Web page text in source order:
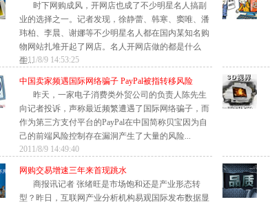
时下网购成风，开网店也成了不少明星名人搞副
业的选择之一。记者发现，徐静蕾、韩寒、窦唯、潘
玮柏、李晨、谢娜等不少明星名人都在国内某知名购
物网站扎堆开起了网店。名人开网店做的都是什么
生...
2011/8/9 14:53:25
中国卖家频遇国际网络骗子 PayPal被指转移风险
昨天，一家电子消费类外贸公司的负责人陈先生
向记者投诉，声称最近频繁遭遇了国际网络骗子，而
作为第三方支付平台的PayPal在中国简称贝宝因为自
己的前端风险控制存在漏洞产生了大量的风险...
2011/8/9 14:49:40
网购交易增速三年来首现跳水
商报讯记者 张绪旺是市场饱和还是产业形态转
型？昨日，互联网产业分析机构易观国际发布数据显